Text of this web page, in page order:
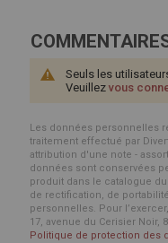
Seuls les
Veuillez vous
Les données personnelles
traitement effectué par
attribution d'une note -
données sont conservées
produit dans le catalogue
de rectification, de
personnelles. Pour
17, avenue du Cerisier Noir,
Politique de protection des